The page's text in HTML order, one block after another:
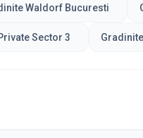
Waldorf Bucuresti
Sector 3